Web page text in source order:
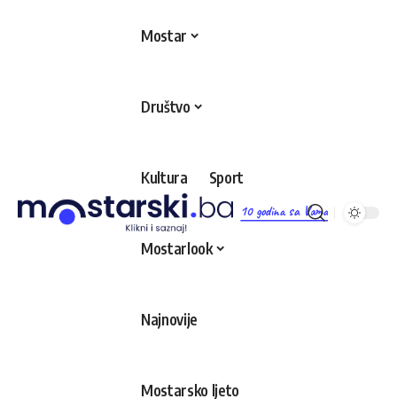
10 godina sa Vama
Mostar
Društvo
Kultura Sport
Mostarlook
Najnovije
Mostarsko ljeto